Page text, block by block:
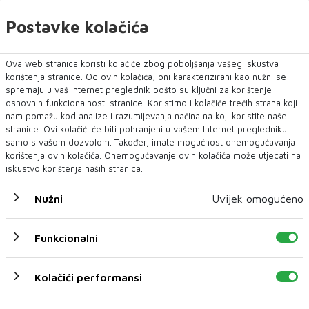
U novom broju pročitajte
Crna kronika
Požar na području Kanjine i Živašnice i dalje
aktivan, angažirani brojni vatrogasci i
Postavke kolačića
Ova web stranica koristi kolačiće zbog poboljšanja vašeg iskustva
korištenja stranice. Od ovih kolačića, oni karakterizirani kao nužni se
spremaju u vaš Internet preglednik pošto su ključni za korištenje
osnovnih funkcionalnosti stranice. Koristimo i kolačiće trećih strana koji
nam pomažu kod analize i razumijevanja načina na koji koristite naše
stranice. Ovi kolačići će biti pohranjeni u vašem Internet pregledniku
samo s vašom dozvolom. Također, imate mogućnost onemogućavanja
korištenja ovih kolačića. Onemogućavanje ovih kolačića može utjecati na
iskustvo korištenja naših stranica.
Nužni Uvijek omogućeno
Funkcionalni
Kolačići performansi